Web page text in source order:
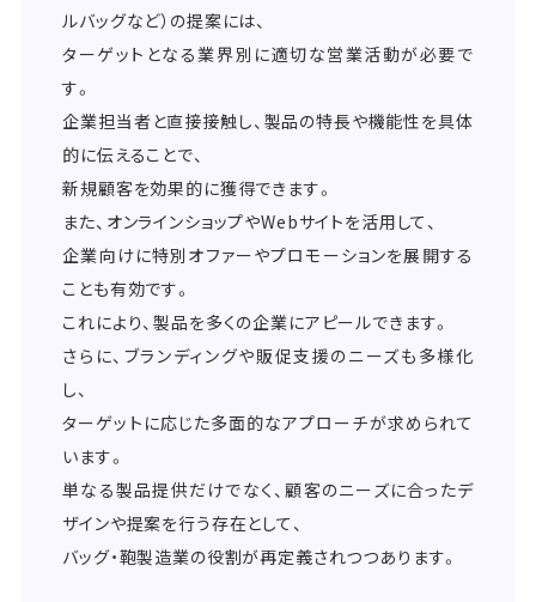
ルバッグなど）の提案には、
ターゲットとなる業界別に適切な営業活動が必要で
す。
企業担当者と直接接触し、製品の特長や機能性を具体
的に伝えることで、
新規顧客を効果的に獲得できます。
また、オンラインショップやWebサイトを活用して、
企業向けに特別オファーやプロモーションを展開する
ことも有効です。
これにより、製品を多くの企業にアピールできます。
さらに、ブランディングや販促支援のニーズも多様化
し、
ターゲットに応じた多面的なアプローチが求められて
います。
単なる製品提供だけでなく、顧客のニーズに合ったデ
ザインや提案を行う存在として、
バッグ・鞄製造業の役割が再定義されつつあります。